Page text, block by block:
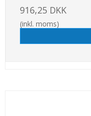
916,25 DKK
(inkl. moms)